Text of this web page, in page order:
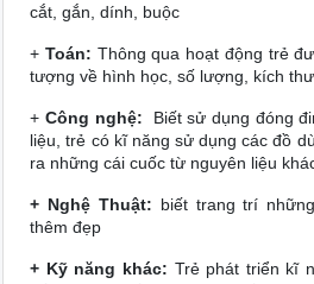
cắt, gắn, dính, buộc
+ Toán: Thông qua hoạt động trẻ
tượng về hình học, số lượng, kích
+ Công nghệ:
Biết sử dụng đóng
liệu, trẻ có kĩ năng sử dụng các đồ
ra những cái cuốc từ nguyên liệu
+ Nghệ Thuật: biết trang trí
thêm đẹp
+ Kỹ năng khác: Trẻ phát triển kĩ